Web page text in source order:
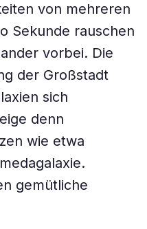
von mehreren
Sekunde rauschen
vorbei. Die
der Großstadt
sich
denn
wie etwa
gemütliche